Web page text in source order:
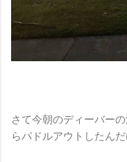
さて今朝のディーバー
らパドルアウトしたん